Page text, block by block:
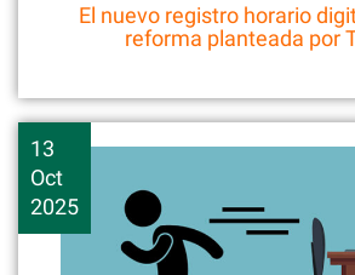
El nuevo registro horario
reforma planteada por
13
Oct
2025